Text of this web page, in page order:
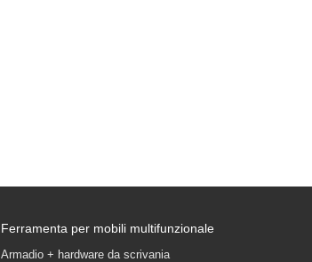
Ferramenta per mobili multifunzionale
Armadio + hardware da scrivania